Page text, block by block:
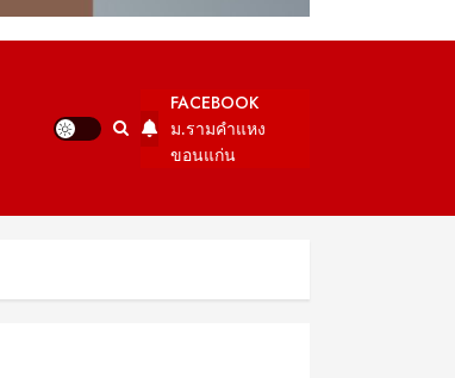
FACEBOOK
ม.รามคำแหง
ขอนแก่น